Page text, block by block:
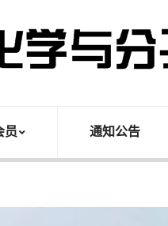
员 通知公告